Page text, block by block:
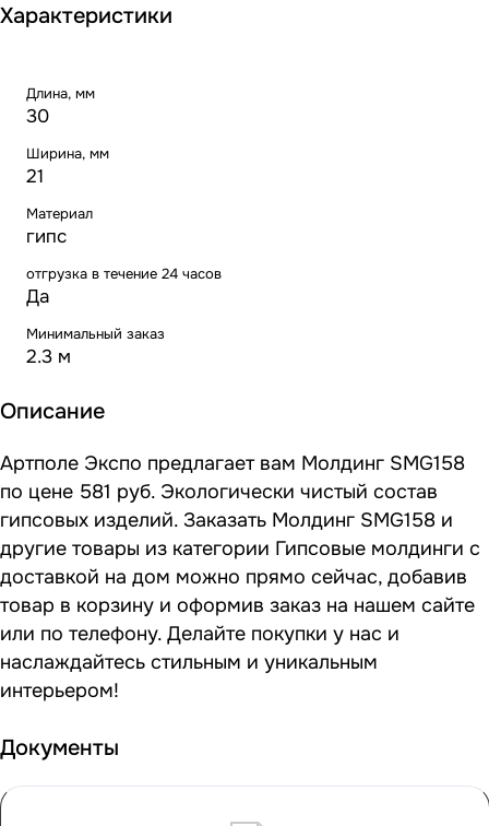
Характеристики
Длина, мм
30
Ширина, мм
21
Материал
гипс
отгрузка в течение 24 часов
Да
Минимальный заказ
2.3 м
Описание
Артполе Экспо предлагает вам Молдинг SMG158
по цене 581 руб. Экологически чистый состав
гипсовых изделий. Заказать Молдинг SMG158 и
другие товары из категории Гипсовые молдинги с
доставкой на дом можно прямо сейчас, добавив
товар в корзину и оформив заказ на нашем сайте
или по телефону. Делайте покупки у нас и
наслаждайтесь стильным и уникальным
интерьером!
Документы